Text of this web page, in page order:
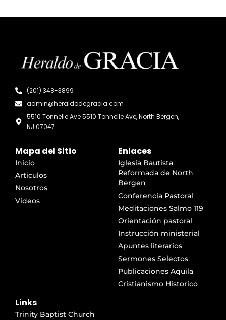
(201) 348-3899
admin@heraldodegracia.com
5510 Tonnelle Ave 5510 Tonnelle Ave, North Bergen,
NJ 07047
Mapa del Sitio
Inicio
Articulos
Nosotros
Videos
Enlaces
Iglesia Bautista
Reformada de North
Bergen
Conferencia Pastoral
Meditaciones Salmo 119
Orientación pastoral
Instrucción ministerial
Apuntes literarios
Sermones Selectos
Publicaciones Aquila
Cristianismo Historico
Links
Trinity Baptist Church